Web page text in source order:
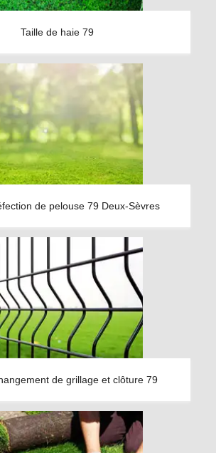
Taille de haie 79
de pelouse 79 Deux-Sèvres
de grillage et clôture 79